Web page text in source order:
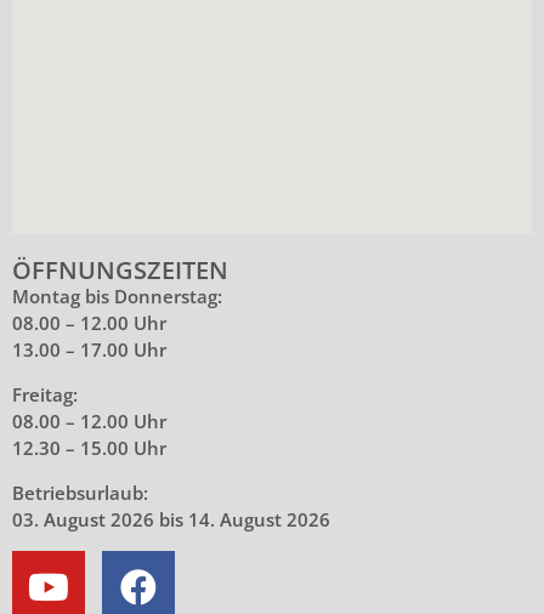
ÖFFNUNGSZEITEN
Montag bis Donnerstag:
08.00 – 12.00 Uhr
13.00 – 17.00 Uhr
Freitag:
08.00 – 12.00 Uhr
12.30 – 15.00 Uhr
Betriebsurlaub:
03. August 2026 bis 14. August 2026